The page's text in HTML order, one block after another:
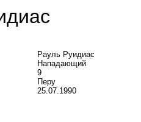
Рауль Руидиас
Нападающий
9
Перу
25.07.1990